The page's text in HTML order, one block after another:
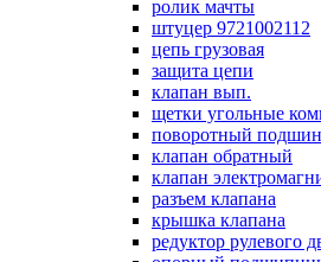
ролик мачты
штуцер 9721002112
цепь грузовая
защита цепи
клапан вып.
щетки угольные
поворотный
клапан обратный
клапан
разъем клапана
крышка клапана
редуктор рулевого